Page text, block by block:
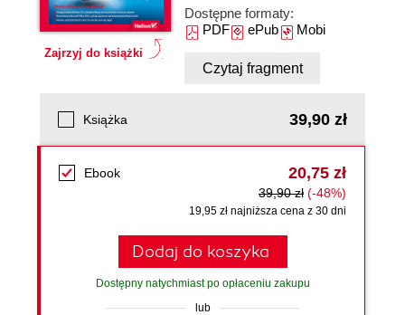
Zajrzyj do książki
Dostępne formaty:
PDFePubMobi
Czytaj fragment
Książka 39,90 zł
Ebook 20,75 zł
39,90 zł (-48%)
19,95 zł najniższa cena z 30 dni
Dodaj do koszyka
Dostępny natychmiast po opłaceniu zakupu
lub